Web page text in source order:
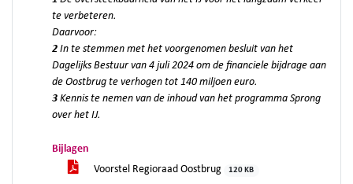
te verbeteren.
Daarvoor:
2 In te stemmen met het voorgenomen besluit van het
Dagelijks Bestuur van 4 juli 2024 om de financiele bijdrage aan
de Oostbrug te verhogen tot 140 miljoen euro.
3 Kennis te nemen van de inhoud van het programma Sprong
over het IJ.
Bijlagen
Voorstel Regioraad Oostbrug
120 KB